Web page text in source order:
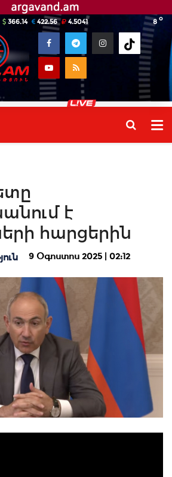
8 o
366.14 422.56 4.5041
է
հարցերին
9 Օգոստոս 2025 | 02:12